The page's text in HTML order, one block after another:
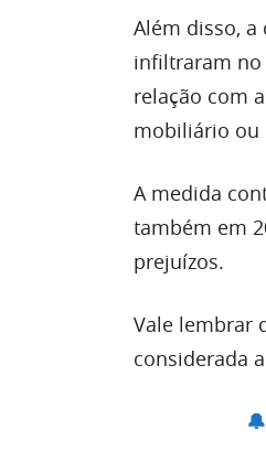
Além disso, a
infiltraram no
relação com
mobiliário ou
A medida
também em
prejuízos.
Vale lembrar
considerada